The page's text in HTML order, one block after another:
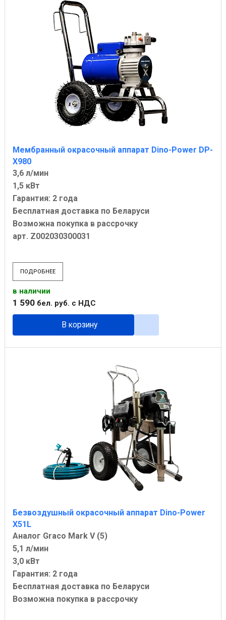
Мембранный окрасочный аппарат Dino-Power DP-
X980
3,6 л/мин
1,5 кВт
Гарантия: 2 года
Бесплатная доставка по Беларуси
Возможна покупка в рассрочку
арт. Z002030300031
ПОДРОБНЕЕ
в наличии
1 590 бел. руб. с НДС
В корзину
Безвоздушный окрасочный аппарат Dino-Power
X51L
Аналог Graco Mark V (5)
5,1 л/мин
3,0 кВт
Гарантия: 2 года
Бесплатная доставка по Беларуси
Возможна покупка в рассрочку